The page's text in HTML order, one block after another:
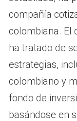
compañía
colombiana. El
ha tratado de
estrategias,
colombiano y
fondo de
basándose en